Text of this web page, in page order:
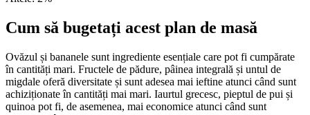
Cum să bugetați acest plan de masă
Ovăzul și bananele sunt ingrediente esențiale care pot fi cumpărate
în cantități mari. Fructele de pădure, pâinea integrală și untul de
migdale oferă diversitate și sunt adesea mai ieftine atunci când sunt
achiziționate în cantități mai mari. Iaurtul grecesc, pieptul de pui și
quinoa pot fi, de asemenea, mai economice atunci când sunt